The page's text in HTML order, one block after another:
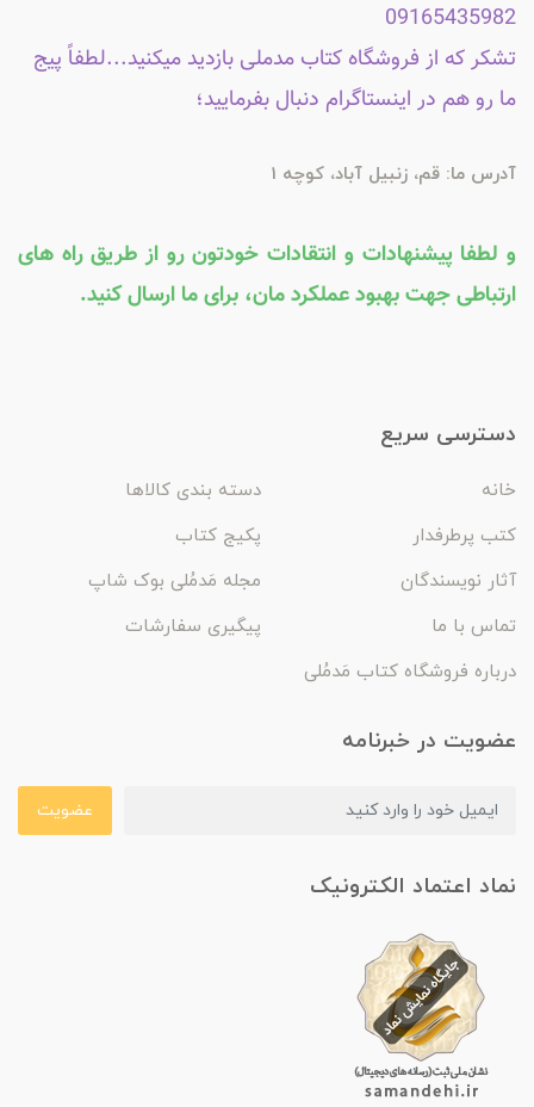
09165435982
تشکر که از فروشگاه کتاب مدملی بازدید میکنید...لطفاً پیج
ما رو هم در اینستاگرام دنبال بفرمایید؛
آدرس ما: قم، زنبیل آباد، کوچه 1
و لطفا پیشنهادات و انتقادات خودتون رو از طریق راه های
ارتباطی جهت بهبود عملکرد مان، برای ما ارسال کنید.
دسترسی سریع
خانه
دسته بندی کالاها
کتب پرطرفدار
پکیج کتاب
آثار نویسندگان
مجله مَدمُلی بوک شاپ
تماس با ما
پیگیری سفارشات
درباره فروشگاه کتاب مَدمُلی
عضویت در خبرنامه
عضویت
نماد اعتماد الکترونیک